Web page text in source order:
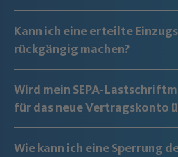
Kann ich eine erteilte
rückgängig machen?
Wird mein SEPA-
für das neue Vertragskonto
Wie kann ich eine Sperrung